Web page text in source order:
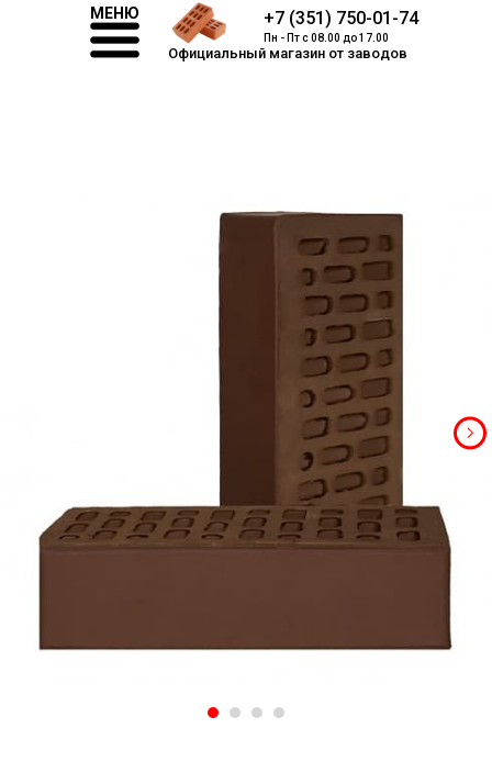
Официальный магазин от заводов
МЕНЮ +7 (351) 750-01-74
Пн - Пт с 08.00 до 17.00